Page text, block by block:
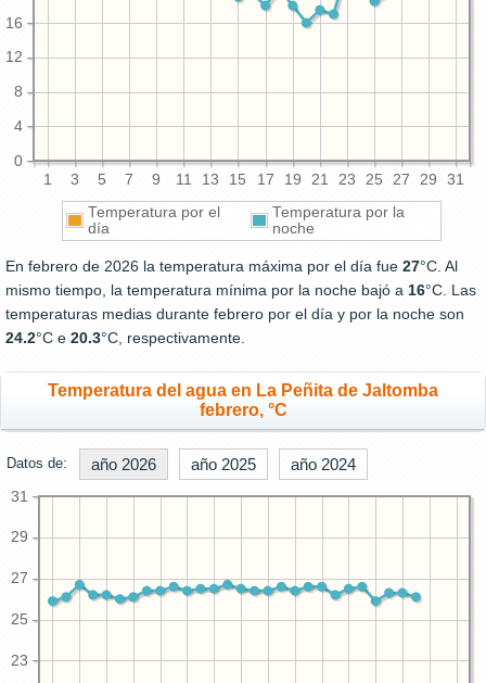
1 3 5 7 9 11 13 15 17 19 21 23 25 27 29 31
0
4
8
12
16
Temperatura por el
día
Temperatura por la
noche
En febrero de 2026 la temperatura máxima por el día fue 27°C. Al
mismo tiempo, la temperatura mínima por la noche bajó a 16°C. Las
temperaturas medias durante febrero por el día y por la noche son
24.2°C e 20.3°C, respectivamente.
Temperatura del agua en La Peñita de Jaltomba
febrero, °C
Datos de: año 2026 año 2025 año 2024
23
25
27
29
31